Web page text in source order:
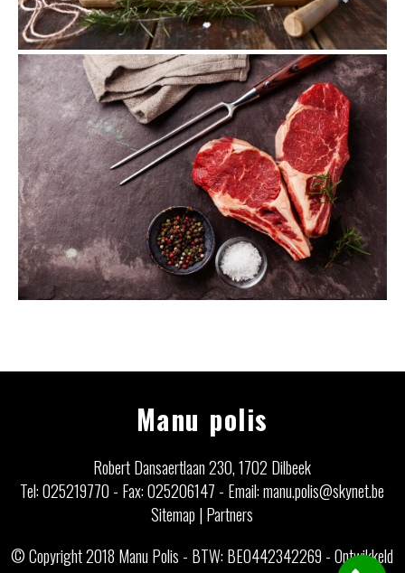
Manu polis
Robert Dansaertlaan 230, 1702 Dilbeek
Tel: 025219770 - Fax: 025206147 - Email: manu.polis@skynet.be
Sitemap | Partners
© Copyright 2018 Manu Polis - BTW: BE0442342269 -Ontwikkeld